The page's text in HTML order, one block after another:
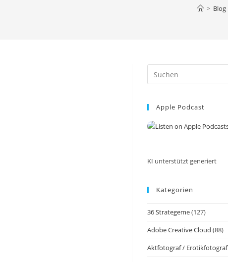
> Blog
Apple Podcast
KI unterstützt generiert
Kategorien
36 Strategeme(127)
Adobe Creative Cloud (88)
Aktfotograf / Erotikfotograf